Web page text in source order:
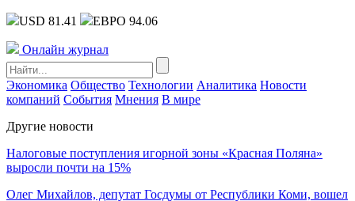
USD 81.41 ЕВРО 94.06
Онлайн журнал
Экономика Общество Технологии Аналитика Новости
компаний События Мнения В мире
Другие новости
Налоговые поступления игорной зоны «Красная Поляна»
выросли почти на 15%
Олег Михайлов, депутат Госдумы от Республики Коми, вошел